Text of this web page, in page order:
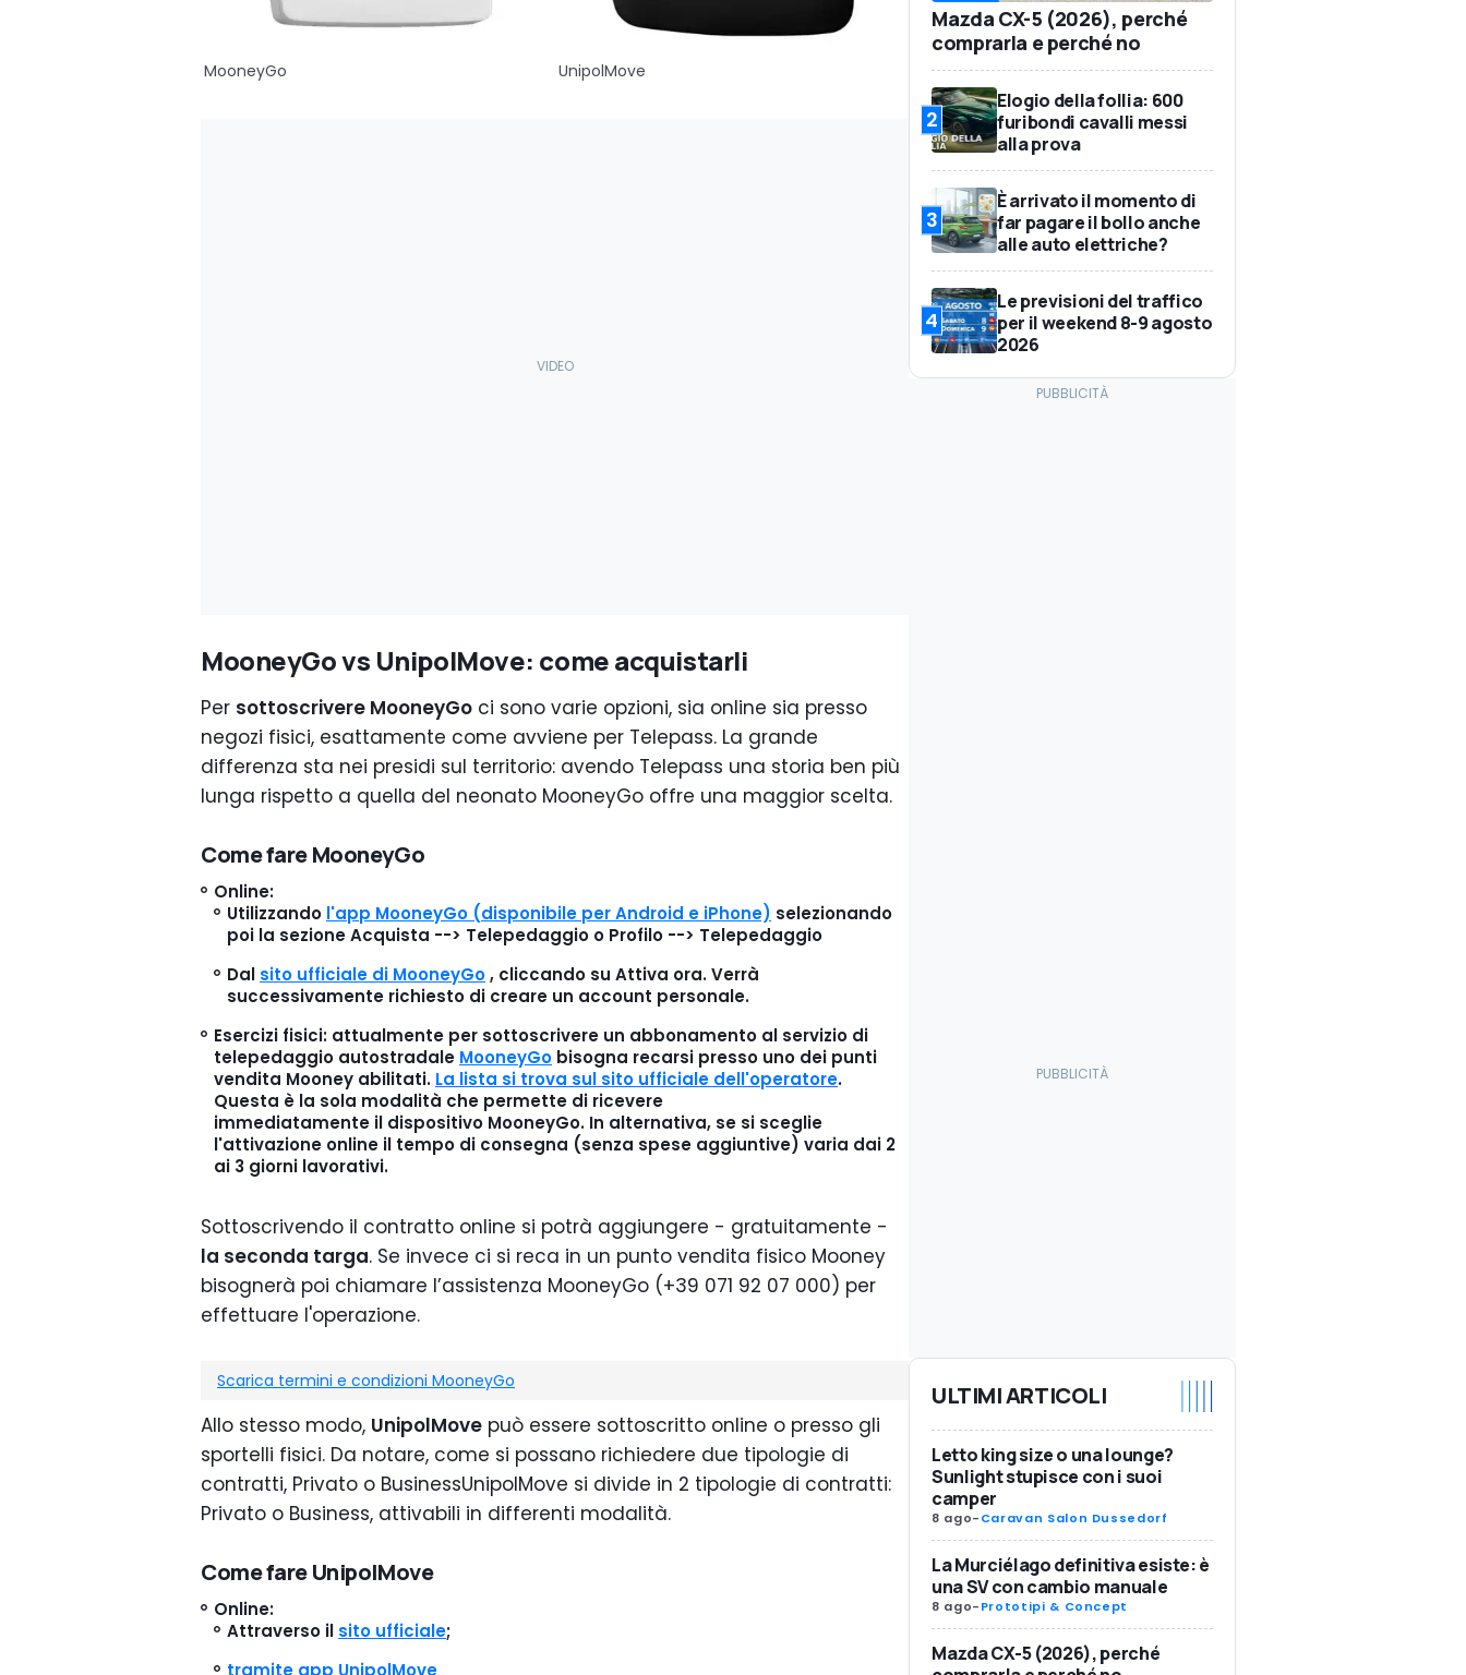
MooneyGo UnipolMove
MooneyGo vs UnipolMove: come acquistarli
Per sottoscrivere MooneyGo ci sono varie opzioni, sia online sia presso
negozi fisici, esattamente come avviene per Telepass. La grande
differenza sta nei presidi sul territorio: avendo Telepass una storia ben più
lunga rispetto a quella del neonato MooneyGo offre una maggior scelta.
Come fare MooneyGo
Online:
Utilizzando l'app MooneyGo (disponibile per Android e iPhone) selezionando
poi la sezione Acquista --> Telepedaggio o Profilo --> Telepedaggio
Dal sito ufficiale di MooneyGo, cliccando su Attiva ora. Verrà
successivamente richiesto di creare un account personale.
Esercizi fisici: attualmente per sottoscrivere un abbonamento al servizio di
telepedaggio autostradale MooneyGo bisogna recarsi presso uno dei punti
vendita Mooney abilitati. La lista si trova sul sito ufficiale dell'operatore.
Questa è la sola modalità che permette di ricevere
immediatamente il dispositivo MooneyGo. In alternativa, se si sceglie
l'attivazione online il tempo di consegna (senza spese aggiuntive) varia dai 2
ai 3 giorni lavorativi.
Sottoscrivendo il contratto online si potrà aggiungere - gratuitamente -
la seconda targa. Se invece ci si reca in un punto vendita fisico Mooney
bisognerà poi chiamare l’assistenza MooneyGo (+39 071 92 07 000) per
effettuare l'operazione.
Scarica termini e condizioni MooneyGo
Allo stesso modo, UnipolMove può essere sottoscritto online o presso gli
sportelli fisici. Da notare, come si possano richiedere due tipologie di
contratti, Privato o BusinessUnipolMove si divide in 2 tipologie di contratti:
Privato o Business, attivabili in differenti modalità.
Come fare UnipolMove
Online:
Attraverso il sito ufficiale;
tramite app UnipolMove
Mazda CX-5 (2026), perché
comprarla e perché no
2
Elogio della follia: 600
furibondi cavalli messi
alla prova
3
È arrivato il momento di
far pagare il bollo anche
alle auto elettriche?
4
Le previsioni del traffico
per il weekend 8-9 agosto
2026
ULTIMI ARTICOLI
Letto king size o una lounge?
Sunlight stupisce con i suoi
camper
8 ago-Caravan Salon Dussedorf
La Murciélago definitiva esiste: è
una SV con cambio manuale
8 ago-Prototipi & Concept
Mazda CX-5 (2026), perché